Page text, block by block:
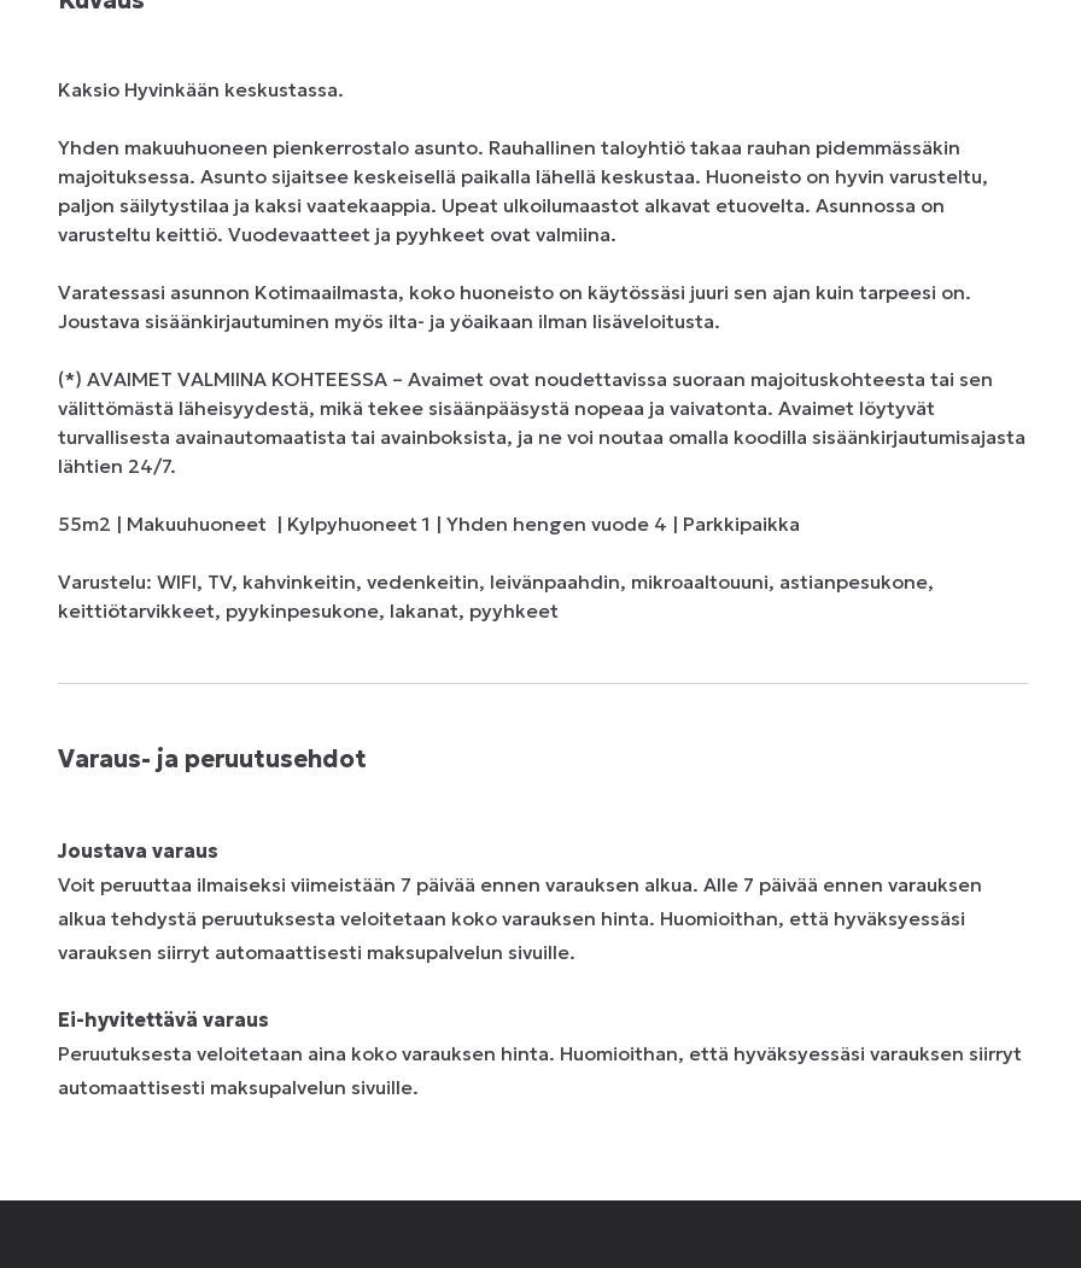
Kaksio Hyvinkään keskustassa.
Yhden makuuhuoneen pienkerrostalo asunto. Rauhallinen taloyhtiö takaa rauhan pidemmässäkin
majoituksessa. Asunto sijaitsee keskeisellä paikalla lähellä keskustaa. Huoneisto on hyvin varusteltu,
paljon säilytystilaa ja kaksi vaatekaappia. Upeat ulkoilumaastot alkavat etuovelta. Asunnossa on
varusteltu keittiö. Vuodevaatteet ja pyyhkeet ovat valmiina.
Varatessasi asunnon Kotimaailmasta, koko huoneisto on käytössäsi juuri sen ajan kuin tarpeesi on.
Joustava sisäänkirjautuminen myös ilta- ja yöaikaan ilman lisäveloitusta.
(*) AVAIMET VALMIINA KOHTEESSA – Avaimet ovat noudettavissa suoraan majoituskohteesta tai sen
välittömästä läheisyydestä, mikä tekee sisäänpääsystä nopeaa ja vaivatonta. Avaimet löytyvät
turvallisesta avainautomaatista tai avainboksista, ja ne voi noutaa omalla koodilla sisäänkirjautumisajasta
lähtien 24/7.
55m2 | Makuuhuoneet  | Kylpyhuoneet 1 | Yhden hengen vuode 4 | Parkkipaikka
Varustelu: WIFI, TV, kahvinkeitin, vedenkeitin, leivänpaahdin, mikroaaltouuni, astianpesukone,
keittiötarvikkeet, pyykinpesukone, lakanat, pyyhkeet
Varaus- ja peruutusehdot
Joustava varaus
Voit peruuttaa ilmaiseksi viimeistään 7 päivää ennen varauksen alkua. Alle 7 päivää ennen varauksen
alkua tehdystä peruutuksesta veloitetaan koko varauksen hinta. Huomioithan, että hyväksyessäsi
varauksen siirryt automaattisesti maksupalvelun sivuille.
Ei-hyvitettävä varaus
Peruutuksesta veloitetaan aina koko varauksen hinta. Huomioithan, että hyväksyessäsi varauksen siirryt
automaattisesti maksupalvelun sivuille.